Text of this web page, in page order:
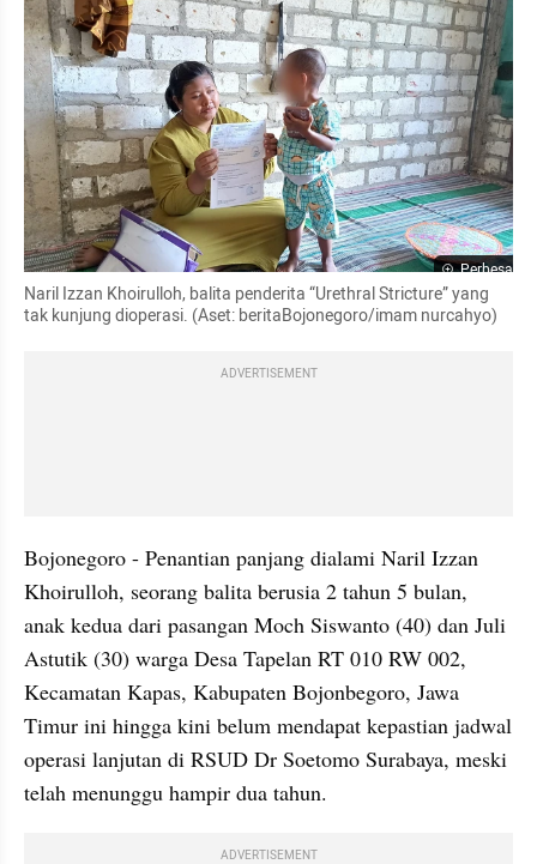
Perbesar
Naril Izzan Khoirulloh, balita penderita “Urethral Stricture” yang
tak kunjung dioperasi. (Aset: beritaBojonegoro/imam nurcahyo)
ADVERTISEMENT
Bojonegoro - Penantian panjang dialami Naril Izzan
Khoirulloh, seorang balita berusia 2 tahun 5 bulan,
anak kedua dari pasangan Moch Siswanto (40) dan Juli
Astutik (30) warga Desa Tapelan RT 010 RW 002,
Kecamatan Kapas, Kabupaten Bojonbegoro, Jawa
Timur ini hingga kini belum mendapat kepastian jadwal
operasi lanjutan di RSUD Dr Soetomo Surabaya, meski
telah menunggu hampir dua tahun.
ADVERTISEMENT